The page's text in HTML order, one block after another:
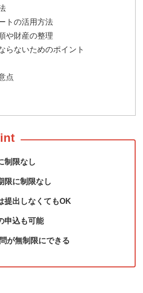
トの活用方法
や財産の整理
らないためのポイント
点
制限なし
限に制限なし
提出しなくてもOK
申込も可能
が無制限にできる